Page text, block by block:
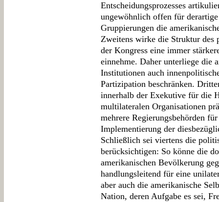
Entscheidungsprozesses
ungewöhnlich offen für
Gruppierungen die
Zweitens wirke die Struktur des
der Kongress eine immer
einnehme. Daher unterliege die
Institutionen auch
Partizipation beschränken.
innerhalb der Exekutive für die
multilateralen Organisationen
mehrere Regierungsbehörden
Implementierung der
Schließlich sei viertens die
berücksichtigen: So könne die
amerikanischen Bevölkerung
handlungsleitend für eine
aber auch die amerikanische
Nation, deren Aufgabe es sei,